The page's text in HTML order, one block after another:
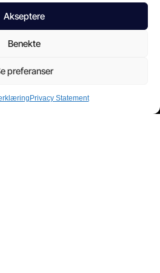
Akseptere
Benekte
preferanser
Privacy Statement
Vilkår og betingelser
Personvernerklæring